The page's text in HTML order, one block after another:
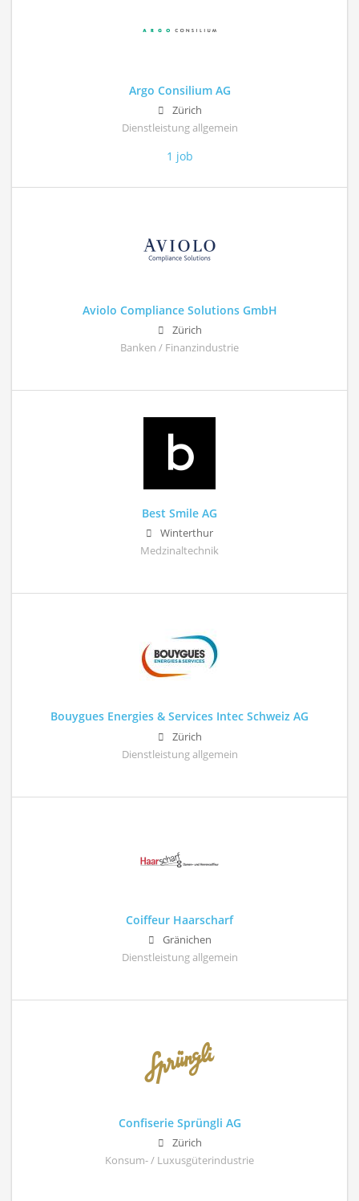
Argo Consilium AG
Zürich
Dienstleistung allgemein
1 job
Aviolo Compliance Solutions GmbH
Zürich
Banken / Finanzindustrie
Best Smile AG
Winterthur
Medzinaltechnik
Bouygues Energies & Services Intec Schweiz AG
Zürich
Dienstleistung allgemein
Coiffeur Haarscharf
Gränichen
Dienstleistung allgemein
Confiserie Sprüngli AG
Zürich
Konsum- / Luxusgüterindustrie